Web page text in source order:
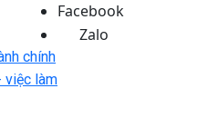
chính
việc làm
Facebook
Zalo